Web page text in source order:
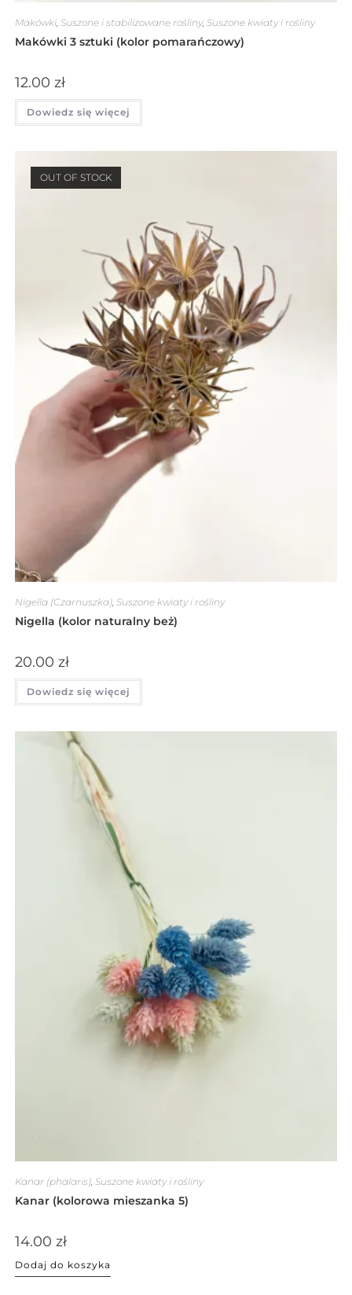
Makówki, Suszone i stabilizowane rośliny, Suszone kwiaty i rośliny
Makówki 3 sztuki (kolor pomarańczowy)
12.00 zł
Dowiedz się więcej
OUT OF STOCK
Nigella (Czarnuszka), Suszone kwiaty i rośliny
Nigella (kolor naturalny beż)
20.00 zł
Dowiedz się więcej
Kanar (phalaris), Suszone kwiaty i rośliny
Kanar (kolorowa mieszanka 5)
14.00 zł
Dodaj do koszyka